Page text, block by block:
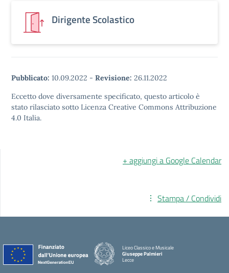
Dirigente Scolastico
Pubblicato: 10.09.2022 - Revisione: 26.11.2022
Eccetto dove diversamente specificato, questo articolo è
stato rilasciato sotto Licenza Creative Commons Attribuzione
4.0 Italia.
+ aggiungi a Google Calendar
Stampa / Condividi
Liceo Classico e Musicale
Giuseppe Palmieri
Lecce